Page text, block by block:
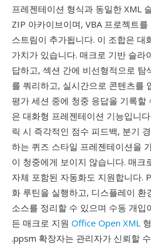
프레젠테이션 형식과 동일한 XML
ZIP 아카이브이며, VBA 프로젝트
스트림이 추가됩니다. 이 조합은 대
가치가 있습니다. 매크로 기반 슬라
답하고, 섹션 간에 비선형적으로 탐
를 쿼리하고, 실시간으로 콘텐츠를
평가 세션 중에 청중 응답을 기록할
은 대화형 프레젠테이션 기능입니
릭 시 즉각적인 점수 피드백, 분기
하는 퀴즈 스타일 프레젠테이션을
이 청중에게 보이지 않습니다. 매크
자체 포함된 자동화도 지원합니다.
화 루틴을 실행하고, 디스플레이 환
소스를 정리할 수 있으며 수동 개입
든 매크로 지원 Office Open XML
.ppsm 확장자는 관리자가 신뢰할